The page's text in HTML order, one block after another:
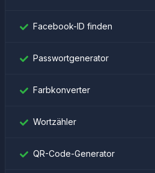
Facebook-ID finden
Passwortgenerator
Farbkonverter
Wortzähler
QR-Code-Generator